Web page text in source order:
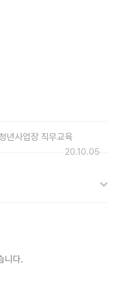
년사업장 직무교육
20.10.05
니다.